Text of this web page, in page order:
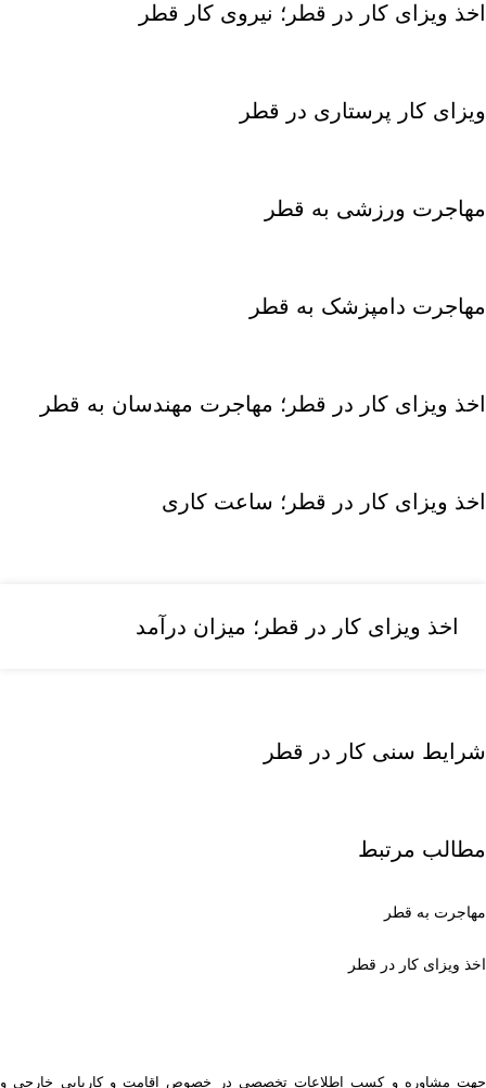
اخذ ویزای کار در قطر؛ نیروی کار قطر
ویزای کار پرستاری در قطر
مهاجرت ورزشی به قطر
مهاجرت دامپزشک به قطر
اخذ ویزای کار در قطر؛ مهاجرت مهندسان به قطر
اخذ ویزای کار در قطر؛ ساعت کاری
اخذ ویزای کار در قطر؛ میزان درآمد
شرایط سنی کار در قطر
مطالب مرتبط
مهاجرت به قطر
اخذ ویزای کار در قطر
جهت مشاوره و کسب اطلاعات تخصصی در خصوص اقامت و کاریابی خارجی و